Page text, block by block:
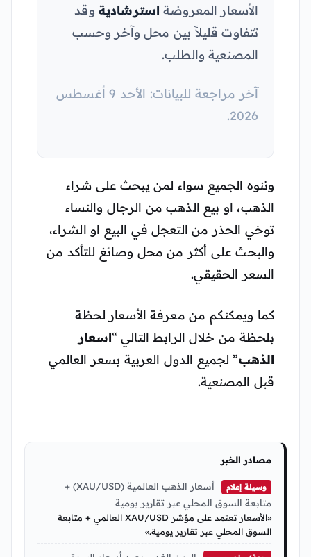
الأسعار المعروضة استرشاديةوقد
تتفاوت قليلاً بين محل وآخر وحسب
المصنعية والطلب.
آخر مراجعة للبيانات: الأحد 9 أغسطس
2026.
وننوه الجميع سواء لمن يبحث على شراء
الذهب، او بيع الذهب من الرجال والنساء
توخي الحذر من التعجل في البيع او الشراء،
والبحث على أكثر من محل وصائغ للتأكد من
السعر الحقيقي.
كما ويمكنكم من معرفة الأسعار لحظة
بلحظة من خلال الرابط التالي “اسعار
الذهب” لجميع الدول العربية بسعر العالمي
قبل المصنعية.
مصادر الخبر
وسيلة إعلام
أسعار الذهب العالمية (XAU/USD) +
متابعة السوق المحلي عبر تقارير يومية
«الأسعار تعتمد على مؤشر XAU/USD العالمي + متابعة
السوق المحلي عبر تقارير يومية.»